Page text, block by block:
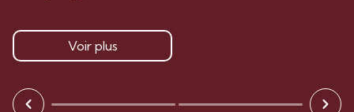
Voir plus